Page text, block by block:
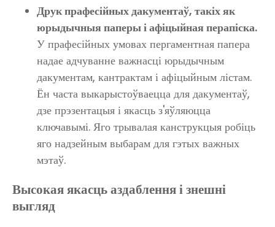
Друк прафесійных дакументаў, такіх як
юрыдычныя паперы і афіцыйная перапіска.
У прафесійных умовах пергаментная папера
надае адчуванне важнасці юрыдычным
дакументам, кантрактам і афіцыйным лістам.
Ён часта выкарыстоўваецца для дакументаў,
дзе прэзентацыя і якасць з'яўляюцца
ключавымі. Яго трывалая канструкцыя робіць
яго надзейным выбарам для гэтых важных
мэтаў.
Высокая якасць аздаблення і знешні
выгляд